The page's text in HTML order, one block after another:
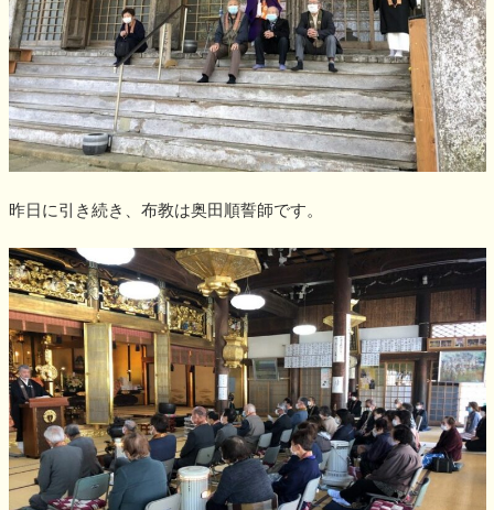
昨日に引き続き、布教は奥田順誓師です。